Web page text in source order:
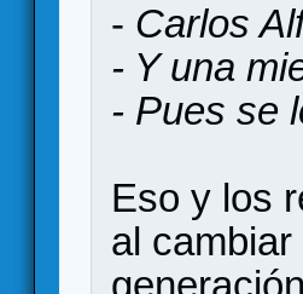
- Carlos
- Y una
- Pues se
Eso y los
al